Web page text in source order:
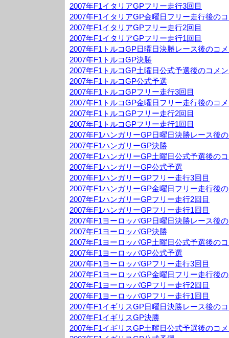
2007年F1イタリアGPフリー走行3回目
2007年F1イタリアGP金曜日フリー走行後の
2007年F1イタリアGPフリー走行2回目
2007年F1イタリアGPフリー走行1回目
2007年F1トルコGP日曜日決勝レース後のコ
2007年F1トルコGP決勝
2007年F1トルコGP土曜日公式予選後のコメ
2007年F1トルコGP公式予選
2007年F1トルコGPフリー走行3回目
2007年F1トルコGP金曜日フリー走行後のコ
2007年F1トルコGPフリー走行2回目
2007年F1トルコGPフリー走行1回目
2007年F1ハンガリーGP日曜日決勝レース後
2007年F1ハンガリーGP決勝
2007年F1ハンガリーGP土曜日公式予選後の
2007年F1ハンガリーGP公式予選
2007年F1ハンガリーGPフリー走行3回目
2007年F1ハンガリーGP金曜日フリー走行後
2007年F1ハンガリーGPフリー走行2回目
2007年F1ハンガリーGPフリー走行1回目
2007年F1ヨーロッパGP日曜日決勝レース後
2007年F1ヨーロッパGP決勝
2007年F1ヨーロッパGP土曜日公式予選後の
2007年F1ヨーロッパGP公式予選
2007年F1ヨーロッパGPフリー走行3回目
2007年F1ヨーロッパGP金曜日フリー走行後
2007年F1ヨーロッパGPフリー走行2回目
2007年F1ヨーロッパGPフリー走行1回目
2007年F1イギリスGP日曜日決勝レース後の
2007年F1イギリスGP決勝
2007年F1イギリスGP土曜日公式予選後のコ